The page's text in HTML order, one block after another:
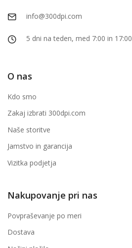
info@300dpi.com
5 dni na teden, med 7:00 in 17:00
O nas
Kdo smo
Zakaj izbrati 300dpi.com
Naše storitve
Jamstvo in garancija
Vizitka podjetja
Nakupovanje pri nas
Povpraševanje po meri
Dostava